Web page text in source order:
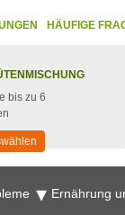
HÄUFIGE
bis zu 6
Ernährung